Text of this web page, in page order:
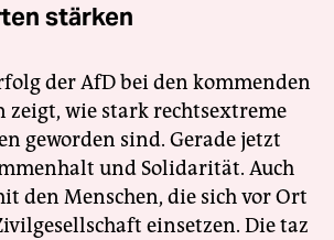
stärken
der AfD bei den kommenden
zeigt, wie stark rechtsextreme
geworden sind. Gerade jetzt
und Solidarität. Auch
den Menschen, die sich vor Ort
einsetzen. Die taz